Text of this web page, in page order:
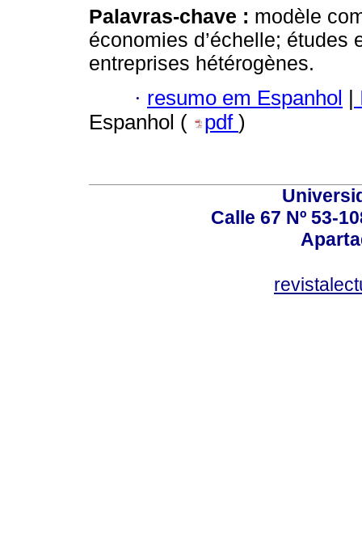
Palavras-chave : modèle
économies d’échelle; études
entreprises hétérogènes.
· resumo em Espanhol |
Espanhol (
pdf )
Calle 67 Nº 53-